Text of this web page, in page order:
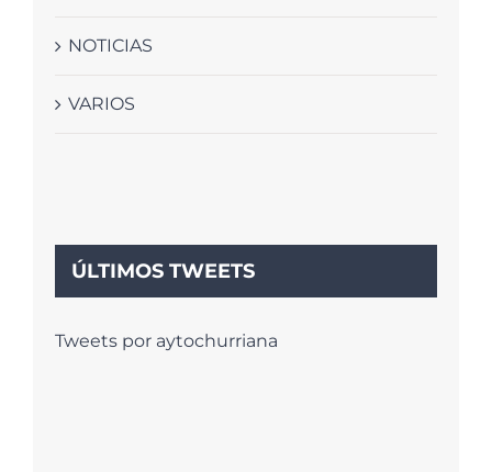
NOTICIAS
VARIOS
ÚLTIMOS TWEETS
Tweets por aytochurriana